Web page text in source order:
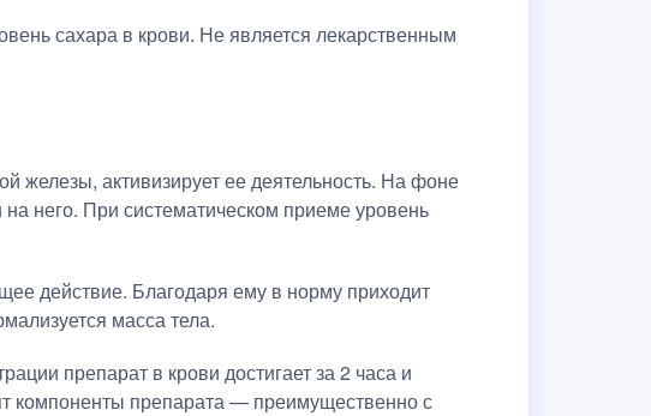
сахара в крови. Не является лекарственным
железы, активизирует ее деятельность. На фоне
него. При систематическом приеме уровень
действие. Благодаря ему в норму приходит
масса тела.
препарат в крови достигает за 2 часа и
компоненты препарата — преимущественно с